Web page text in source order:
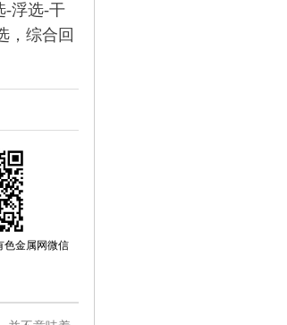
-浮选-干
，综合回
色金属网微信